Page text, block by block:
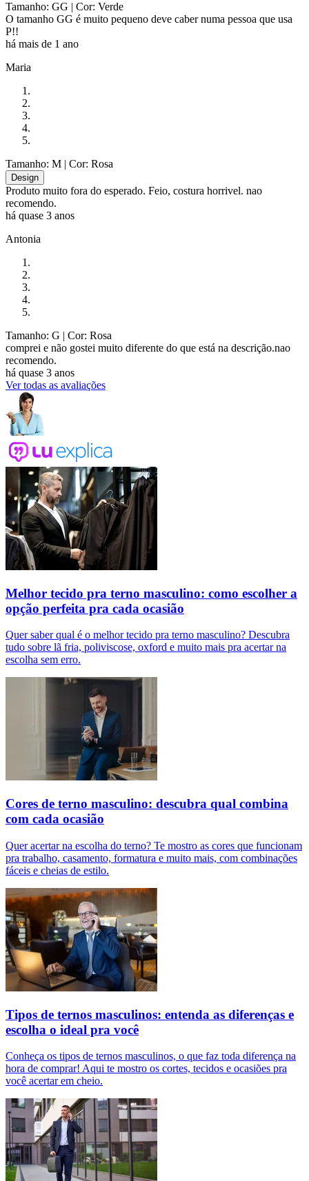
Tamanho: GG | Cor: Verde
O tamanho GG é muito pequeno deve caber numa pessoa que usa
P!!
há mais de 1 ano
Maria
Tamanho: M | Cor: Rosa
Design
Produto muito fora do esperado. Feio, costura horrivel. nao
recomendo.
há quase 3 anos
Antonia
Tamanho: G | Cor: Rosa
comprei e não gostei muito diferente do que está na descrição.nao
recomendo.
há quase 3 anos
Ver todas as avaliações
Melhor tecido pra terno masculino: como escolher a
opção perfeita pra cada ocasião
Quer saber qual é o melhor tecido pra terno masculino? Descubra
tudo sobre lã fria, poliviscose, oxford e muito mais pra acertar na
escolha sem erro.
Cores de terno masculino: descubra qual combina
com cada ocasião
Quer acertar na escolha do terno? Te mostro as cores que funcionam
pra trabalho, casamento, formatura e muito mais, com combinações
fáceis e cheias de estilo.
Tipos de ternos masculinos: entenda as diferenças e
escolha o ideal pra você
Conheça os tipos de ternos masculinos, o que faz toda diferença na
hora de comprar! Aqui te mostro os cortes, tecidos e ocasiões pra
você acertar em cheio.